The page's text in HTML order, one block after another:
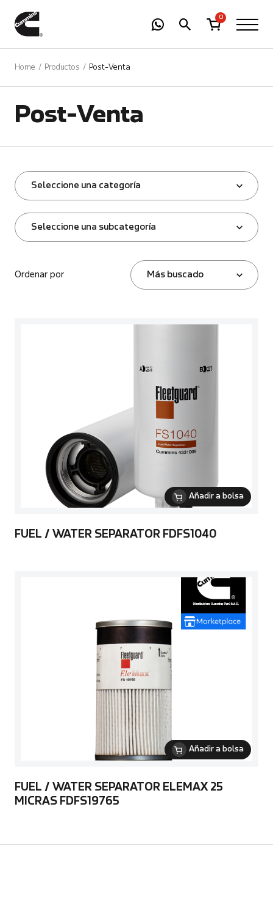
0
Home Productos Post-Venta
Post-Venta
Seleccione una categoría
Seleccione una subcategoría
Ordenar por Más buscado
Añadir a bolsa
FUEL / WATER SEPARATOR FDFS1040
Añadir a bolsa
FUEL / WATER SEPARATOR ELEMAX 25
MICRAS FDFS19765